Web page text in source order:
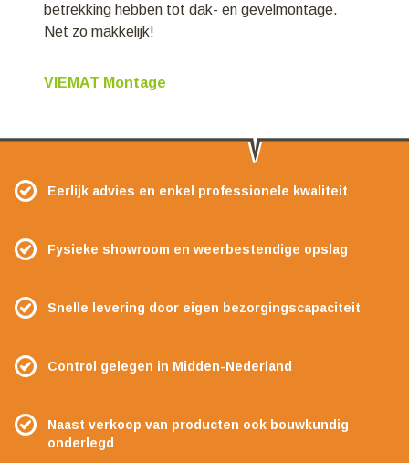
betrekking hebben tot dak- en gevelmontage.
Net zo makkelijk!
VIEMAT Montage
Eerlijk advies en enkel professionele kwaliteit
Fysieke showroom en weerbestendige opslag
Snelle levering door eigen bezorgingscapaciteit
Control gelegen in Midden-Nederland
Naast verkoop van producten ook bouwkundig
onderlegd